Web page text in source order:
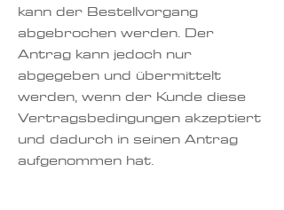
kann der Bestellvorgang
abgebrochen werden. Der
Antrag kann jedoch nur
abgegeben und übermittelt
werden, wenn der Kunde diese
Vertragsbedingungen akzeptiert
und dadurch in seinen Antrag
aufgenommen hat.